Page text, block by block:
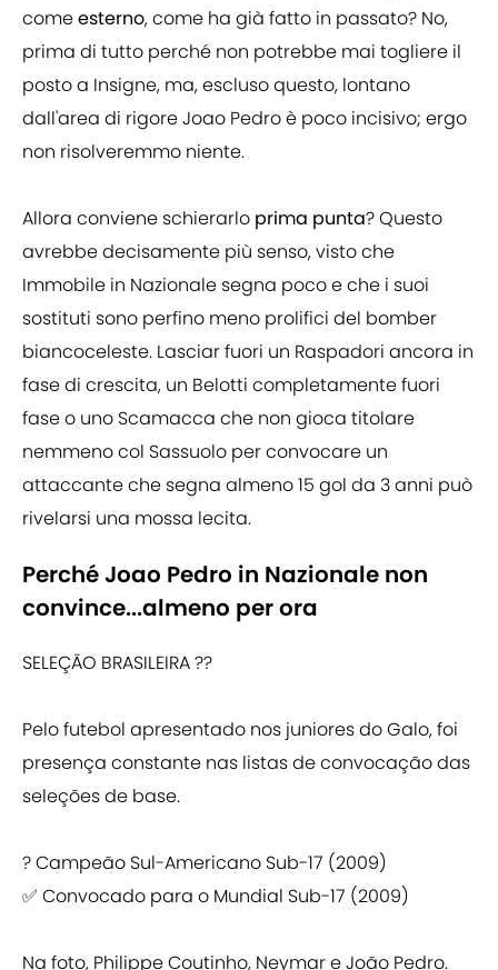
comeesterno, come ha già fatto in passato? No,
prima di tutto perché non potrebbe mai togliere il
posto a Insigne, ma, escluso questo, lontano
dall'area di rigore Joao Pedro è poco incisivo; ergo
non risolveremmo niente.
Allora conviene schierarlo prima punta? Questo
avrebbe decisamente più senso, visto che
Immobile in Nazionale segna poco e che i suoi
sostituti sono perfino meno prolifici del bomber
biancoceleste. Lasciar fuori un Raspadori ancora in
fase di crescita, un Belotti completamente fuori
fase o uno Scamacca che non gioca titolare
nemmeno col Sassuolo per convocare un
attaccante che segna almeno 15 gol da 3 anni può
rivelarsi una mossa lecita.
Perché Joao Pedro in Nazionale non
convince...almeno per ora
SELEÇÃO BRASILEIRA ??
Pelo futebol apresentado nos juniores do Galo, foi
presença constante nas listas de convocação das
seleções de base.
? Campeão Sul-Americano Sub-17 (2009)
✅ Convocado para o Mundial Sub-17 (2009)
Na foto, Philippe Coutinho, Neymar e João Pedro.